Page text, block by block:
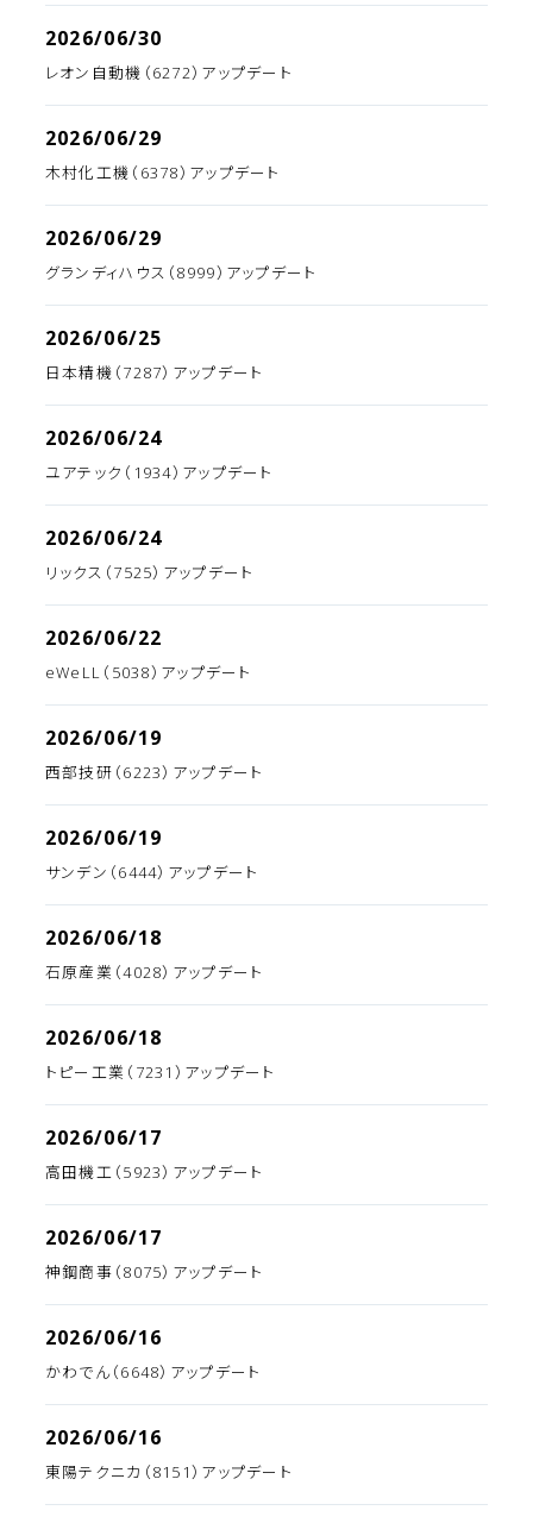
2026/06/30
レオン自動機（6272）アップデート
2026/06/29
木村化工機（6378）アップデート
2026/06/29
グランディハウス（8999）アップデート
2026/06/25
日本精機（7287）アップデート
2026/06/24
ユアテック（1934）アップデート
2026/06/24
リックス（7525）アップデート
2026/06/22
eWeLL（5038）アップデート
2026/06/19
西部技研（6223）アップデート
2026/06/19
サンデン（6444）アップデート
2026/06/18
石原産業（4028）アップデート
2026/06/18
トピー工業（7231）アップデート
2026/06/17
高田機工（5923）アップデート
2026/06/17
神鋼商事（8075）アップデート
2026/06/16
かわでん（6648）アップデート
2026/06/16
東陽テクニカ（8151）アップデート